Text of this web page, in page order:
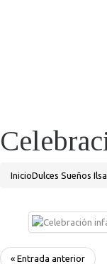
InicioDulces Sueños Ilsa
« Entrada anterior